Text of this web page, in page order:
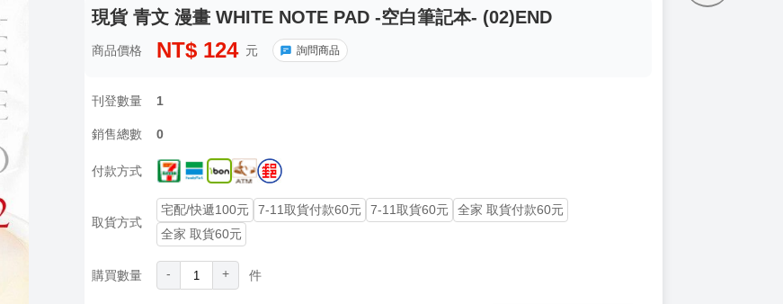
現貨 青文 漫畫 WHITE NOTE PAD -空白筆記本- (02)END
商品價格 NT$ 124 元 詢問商品
刊登數量 1
銷售總數 0
付款方式
取貨方式
宅配/快遞100元 7-11取貨付款60元 7-11取貨60元
全家 取貨付款60元
全家 取貨60元
購買數量 - + 件